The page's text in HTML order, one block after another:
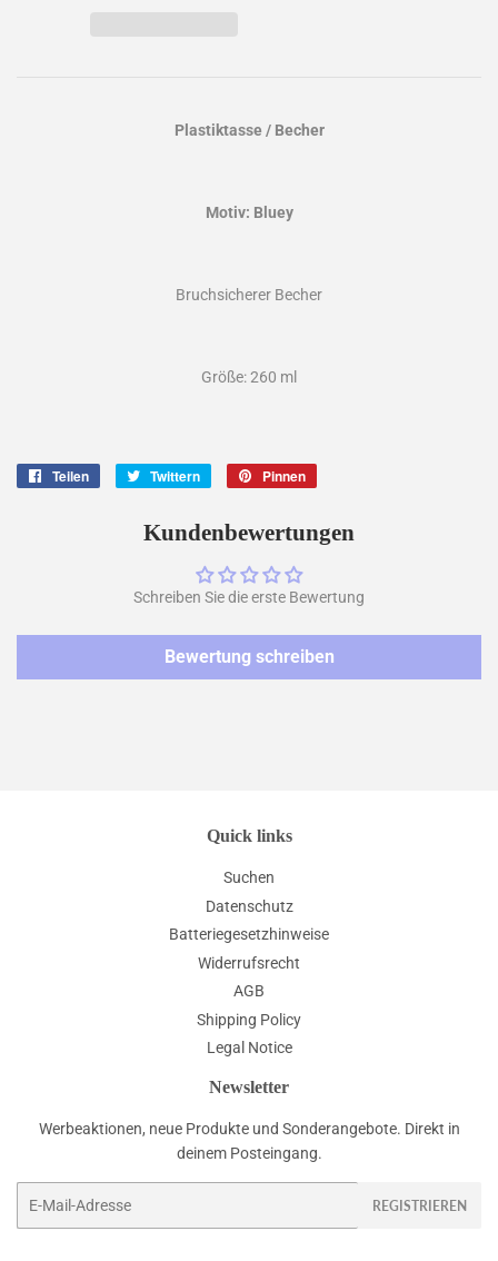
Plastiktasse / Becher
Motiv: Bluey
Bruchsicherer Becher
Größe: 260 ml
Teilen Twittern
twittern
Pinnen
pinnen
Kundenbewertungen
Schreiben Sie die erste Bewertung
Bewertung schreiben
Quick links
Suchen
Datenschutz
Batteriegesetzhinweise
Widerrufsrecht
AGB
Shipping Policy
Legal Notice
Newsletter
Werbeaktionen, neue Produkte und Sonderangebote. Direkt in
deinem Posteingang.
REGISTRIEREN